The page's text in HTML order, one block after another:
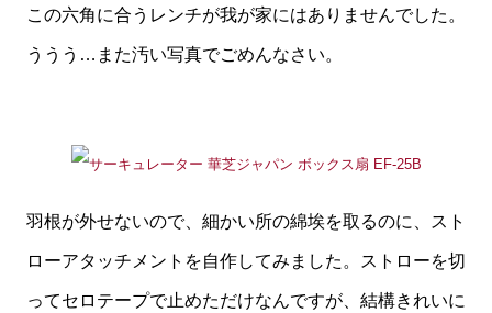
この六角に合うレンチが我が家にはありませんでした。
ううう…また汚い写真でごめんなさい。
羽根が外せないので、細かい所の綿埃を取るのに、スト
ローアタッチメントを自作してみました。ストローを切
ってセロテープで止めただけなんですが、結構きれいに